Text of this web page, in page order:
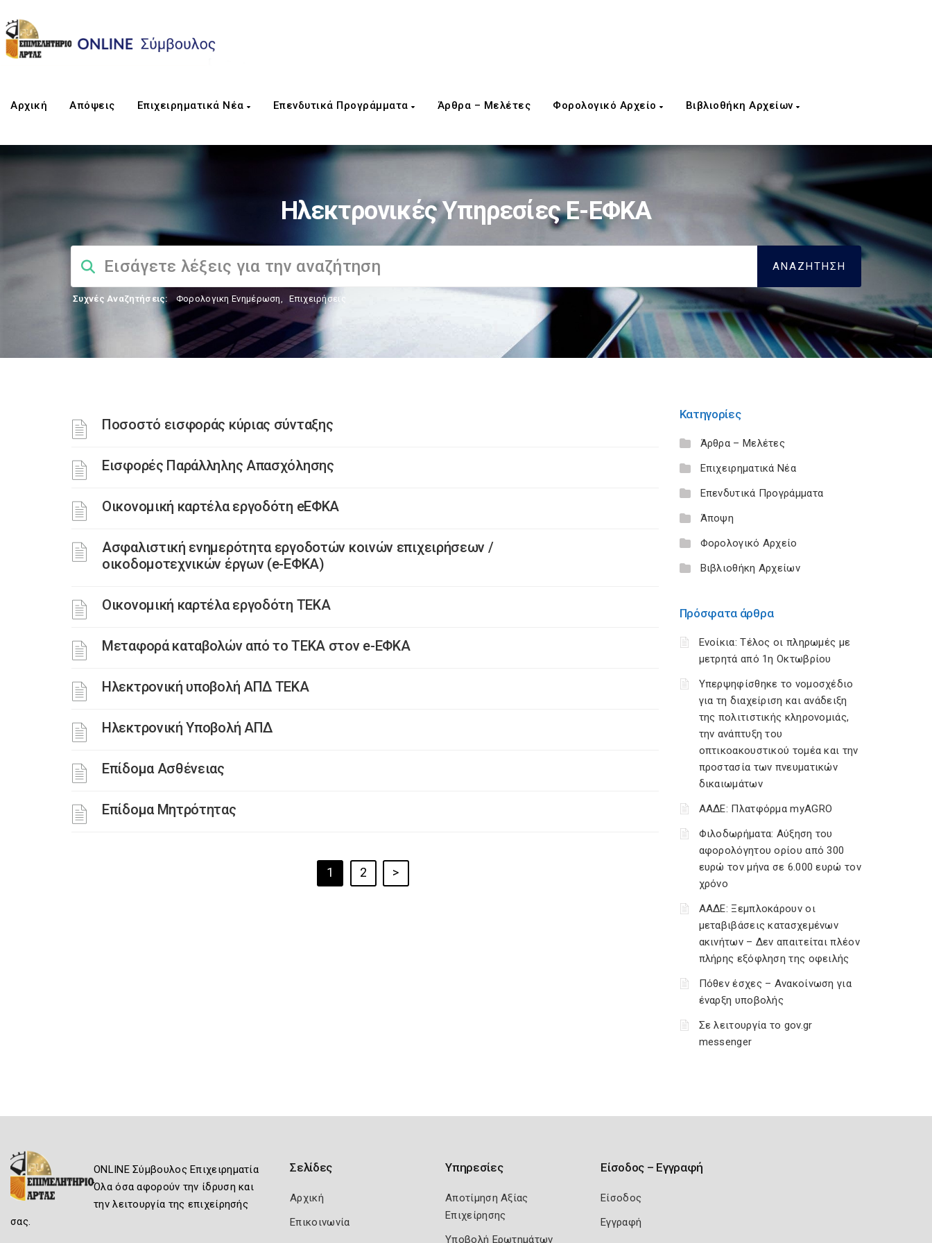
Αρχική Απόψεις Επιχειρηματικά Νέα Επενδυτικά Προγράμματα Άρθρα – Μελέτες Φορολογικό Αρχείο Βιβλιοθήκη Αρχείων
Ηλεκτρονικές Υπηρεσίες E-ΕΦΚΑ
Συχνές Αναζητήσεις: Φορολογικη Ενημέρωση, Επιχειρήσεις
Ποσοστό εισφοράς κύριας σύνταξης
Εισφορές Παράλληλης Απασχόλησης
Οικονομική καρτέλα εργοδότη eΕΦΚΑ
Ασφαλιστική ενημερότητα εργοδοτών κοινών επιχειρήσεων /
οικοδομοτεχνικών έργων (e-ΕΦΚΑ)
Οικονομική καρτέλα εργοδότη ΤΕΚΑ
Μεταφορά καταβολών από το ΤΕΚΑ στον e-ΕΦΚΑ
Ηλεκτρονική υποβολή ΑΠΔ ΤΕΚΑ
Ηλεκτρονική Υποβολή ΑΠΔ
Επίδομα Ασθένειας
Επίδομα Μητρότητας
1 2 >
Κατηγορίες
Άρθρα – Μελέτες
Επιχειρηματικά Νέα
Επενδυτικά Προγράμματα
Άποψη
Φορολογικό Αρχείο
Βιβλιοθήκη Αρχείων
Πρόσφατα άρθρα
Ενοίκια: Τέλος οι πληρωμές με
μετρητά από 1η Οκτωβρίου
Υπερψηφίσθηκε το νομοσχέδιο
για τη διαχείριση και ανάδειξη
της πολιτιστικής κληρονομιάς,
την ανάπτυξη του
οπτικοακουστικού τομέα και την
προστασία των πνευματικών
δικαιωμάτων
ΑΑΔΕ: Πλατφόρμα myAGRO
Φιλοδωρήματα: Αύξηση του
αφορολόγητου ορίου από 300
ευρώ τον μήνα σε 6.000 ευρώ τον
χρόνο
ΑΑΔΕ: Ξεμπλοκάρουν οι
μεταβιβάσεις κατασχεμένων
ακινήτων – Δεν απαιτείται πλέον
πλήρης εξόφληση της οφειλής
Πόθεν έσχες – Ανακοίνωση για
έναρξη υποβολής
Σε λειτουργία το gov.gr
messenger
ONLINE Σύμβουλος Επιχειρηματία
Όλα όσα αφορούν την ίδρυση και
την λειτουργία της επιχείρησής
σας.
Σελίδες
Αρχική
Επικοινωνία
Υπηρεσίες
Αποτίμηση Αξίας
Επιχείρησης
Υποβολή Ερωτημάτων
Είσοδος – Εγγραφή
Είσοδος
Εγγραφή